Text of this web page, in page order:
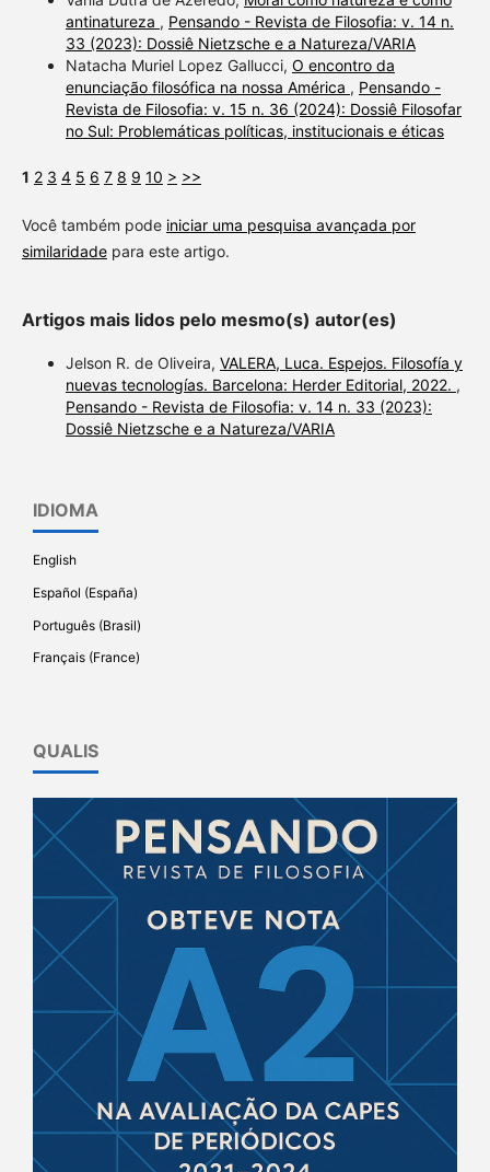
antinatureza , Pensando - Revista de Filosofia: v. 14 n.
33 (2023): Dossiê Nietzsche e a Natureza/VARIA
Natacha Muriel Lopez Gallucci, O encontro da
enunciação filosófica na nossa América , Pensando -
Revista de Filosofia: v. 15 n. 36 (2024): Dossiê Filosofar
no Sul: Problemáticas políticas, institucionais e éticas
1 2 3 4 5 6 7 8 9 10 > >>
Você também pode iniciar uma pesquisa avançada por
similaridadepara este artigo.
Artigos mais lidos pelo mesmo(s) autor(es)
Jelson R. de Oliveira, VALERA, Luca. Espejos. Filosofía y
nuevas tecnologías. Barcelona: Herder Editorial, 2022. ,
Pensando - Revista de Filosofia: v. 14 n. 33 (2023):
Dossiê Nietzsche e a Natureza/VARIA
IDIOMA
English
Español (España)
Português (Brasil)
Français (France)
QUALIS